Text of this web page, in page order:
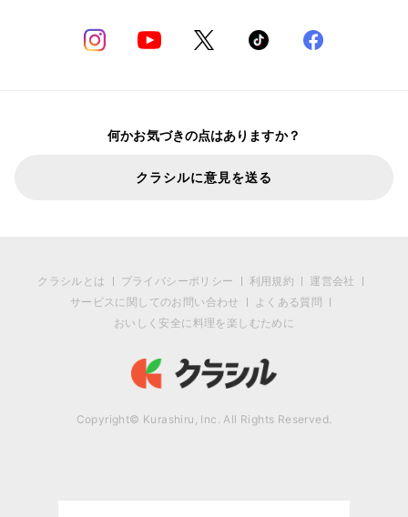
何かお気づきの点はありますか？
クラシルに意見を送る
クラシルとは プライバシーポリシー 利用規約
運営会社
サービスに関してのお問い合わせ
よくある質問
おいしく安全に料理を楽しむために
Copyright© Kurashiru, Inc. All Rights Reserved.